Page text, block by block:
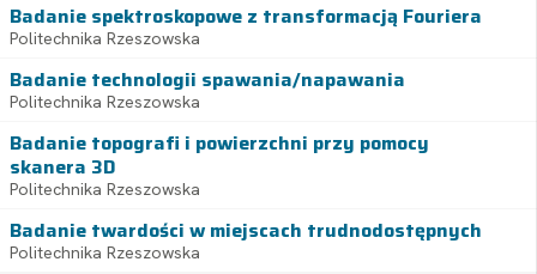
Badanie spektroskopowe z transformacją Fouriera
Politechnika Rzeszowska
Badanie technologii spawania/napawania
Politechnika Rzeszowska
Badanie topografi i powierzchni przy pomocy
skanera 3D
Politechnika Rzeszowska
Badanie twardości w miejscach trudnodostępnych
Politechnika Rzeszowska